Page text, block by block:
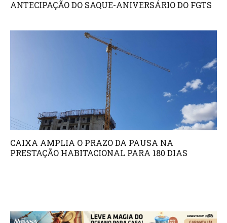
ANTECIPAÇÃO DO SAQUE-ANIVERSÁRIO DO FGTS
CAIXA AMPLIA O PRAZO DA PAUSA NA
PRESTAÇÃO HABITACIONAL PARA 180 DIAS